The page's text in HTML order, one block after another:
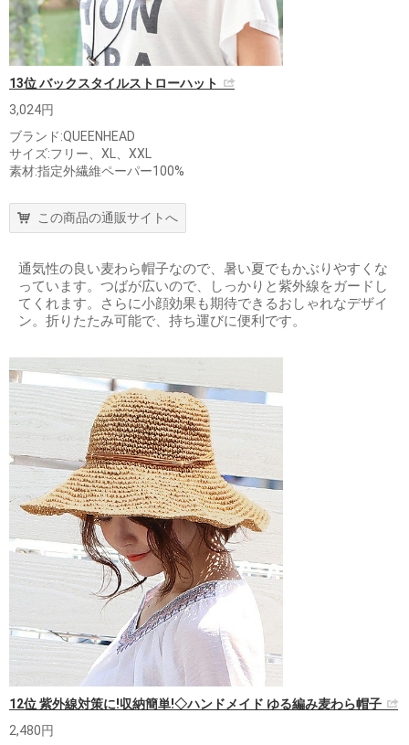
13位 バックスタイルストローハット
3,024円
ブランド:QUEENHEAD
サイズ:フリー、XL、XXL
素材:指定外繊維ペーパー100%
この商品の通販サイトへ
通気性の良い麦わら帽子なので、暑い夏でもかぶりやすくな
っています。つばが広いので、しっかりと紫外線をガードし
てくれます。さらに小顔効果も期待できるおしゃれなデザイ
ン。折りたたみ可能で、持ち運びに便利です。
12位 紫外線対策に!収納簡単!◇ハンドメイド ゆる編み麦わら帽子
2,480円